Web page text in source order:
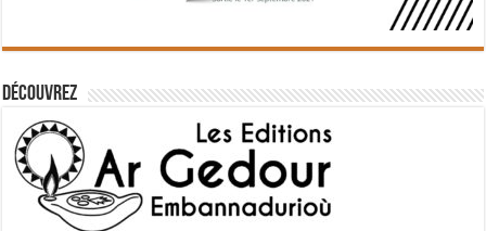
Découvrez